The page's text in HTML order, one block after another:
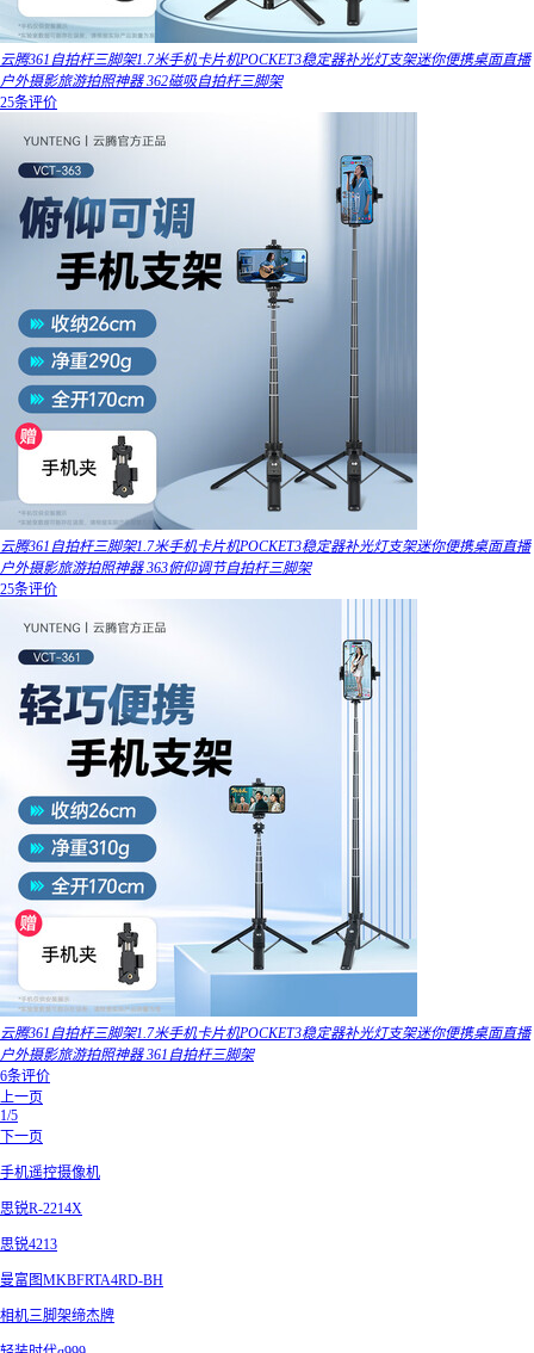
云腾361自拍杆三脚架1.7米手机卡片机POCKET3稳定器补光灯支架迷你便携桌面直播
户外摄影旅游拍照神器 362磁吸自拍杆三脚架
25条评价
云腾361自拍杆三脚架1.7米手机卡片机POCKET3稳定器补光灯支架迷你便携桌面直播
户外摄影旅游拍照神器 363俯仰调节自拍杆三脚架
25条评价
云腾361自拍杆三脚架1.7米手机卡片机POCKET3稳定器补光灯支架迷你便携桌面直播
户外摄影旅游拍照神器 361自拍杆三脚架
6条评价
上一页
1/5
下一页
手机遥控摄像机
思锐R-2214X
思锐4213
曼富图MKBFRTA4RD-BH
相机三脚架缔杰牌